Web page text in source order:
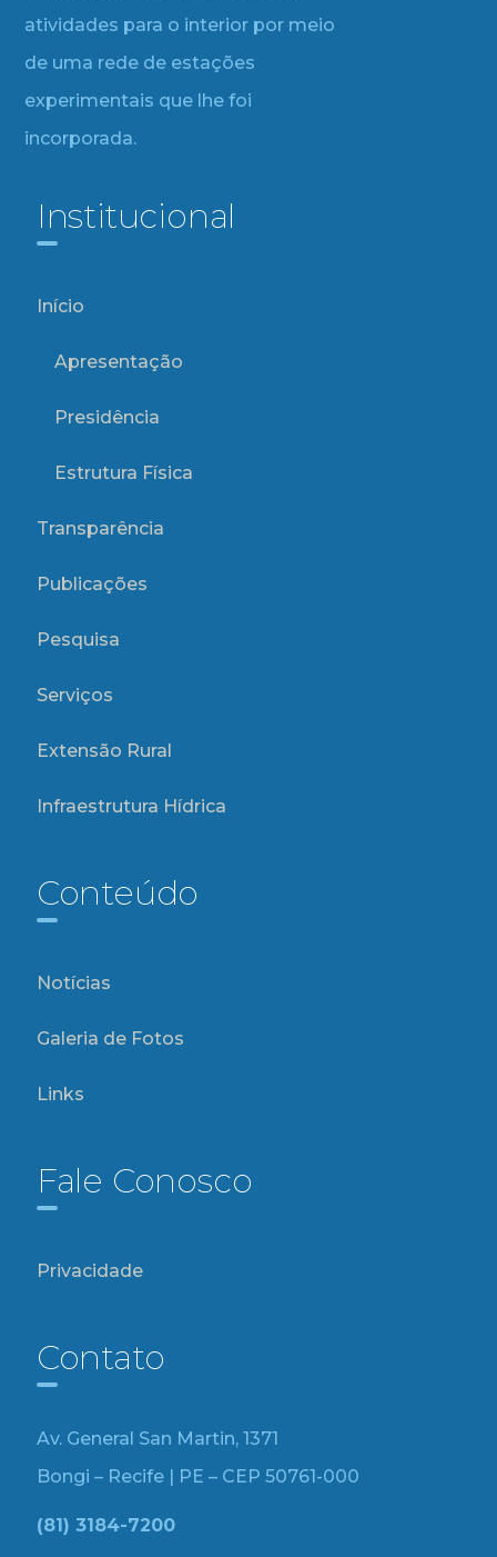
atividades para o interior por meio
de uma rede de estações
experimentais que lhe foi
incorporada.
Institucional
Início
Apresentação
Presidência
Estrutura Física
Transparência
Publicações
Pesquisa
Serviços
Extensão Rural
Infraestrutura Hídrica
Conteúdo
Notícias
Galeria de Fotos
Links
Fale Conosco
Privacidade
Contato
Av. General San Martin, 1371
Bongi – Recife | PE – CEP 50761-000
(81) 3184-7200